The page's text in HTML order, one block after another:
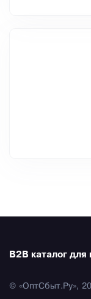
B2B каталог
© «ОптСбыт.Ру»,